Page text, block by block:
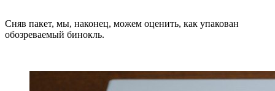
Сняв пакет, мы, наконец, можем оценить, как упакован
обозреваемый бинокль.